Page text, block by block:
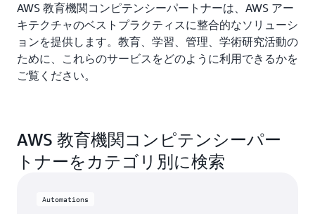
AWS 教育機関コンピテンシーパートナーは、AWS アー
キテクチャのベストプラクティスに整合的なソリューシ
ョンを提供します。教育、学習、管理、学術研究活動の
ために、これらのサービスをどのように利用できるかを
ご覧ください。
AWS 教育機関コンピテンシーパー
トナーをカテゴリ別に検索
Automations